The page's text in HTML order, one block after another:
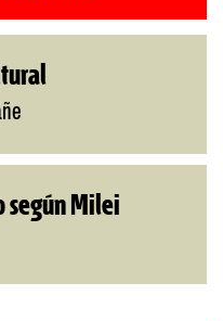
según Milei